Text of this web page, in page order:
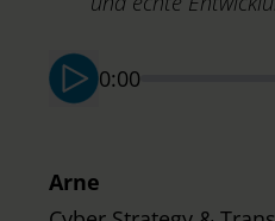
0:00
Arne